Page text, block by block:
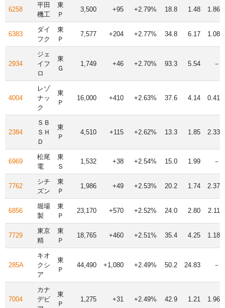
6258
平田
機工
東
Ｐ
3,500 +95 +2.79% 18.8 1.48 1.86
6383
ダイ
フク
東
Ｐ
7,577 +204 +2.77% 34.8 6.17 1.08
2934
ジェ
イフ
ロ
東
Ｇ
1,749 +46 +2.70% 93.3 5.54 －
4004
レゾ
ナッ
ク
東
Ｐ
16,000 +410 +2.63% 37.6 4.14 0.41
2384
ＳＢ
ＳＨ
Ｄ
東
Ｐ
4,510 +115 +2.62% 13.3 1.85 2.33
6969
松尾
電
東
Ｓ
1,532 +38 +2.54% 15.0 1.99 －
7762
シチ
ズン
東
Ｐ
1,986 +49 +2.53% 20.2 1.74 2.37
6856
堀場
製
東
Ｐ
23,170 +570 +2.52% 24.0 2.80 2.11
7729
東京
精
東
Ｐ
18,765 +460 +2.51% 35.4 4.25 1.18
285A
キオ
クシ
ア
東
Ｐ
44,490 +1,080 +2.49% 50.2 24.83 －
7004
カナ
デビ
東
Ｐ
1,275 +31 +2.49% 42.9 1.21 1.96